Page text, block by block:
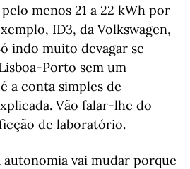
menos 21 a 22 kWh por
ID3, da Volkswagen,
indo muito devagar se
Porto sem um
a conta simples de
Vão falar-lhe do
de laboratório.
autonomia vai mudar porque